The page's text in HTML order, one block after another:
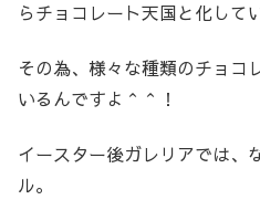
らチョコレート天国と化して
その為、様々な種類のチョコ
いるんですよ＾＾！
イースター後ガレリアでは、
ル。